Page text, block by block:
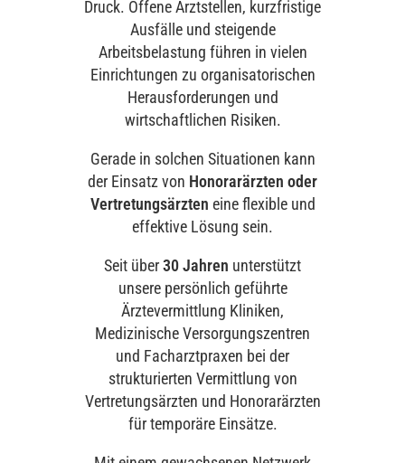
Druck. Offene Arztstellen, kurzfristige
Ausfälle und steigende
Arbeitsbelastung führen in vielen
Einrichtungen zu organisatorischen
Herausforderungen und
wirtschaftlichen Risiken.
Gerade in solchen Situationen kann
der Einsatz von Honorarärzten oder
Vertretungsärzten eine flexible und
effektive Lösung sein.
Seit über30 Jahren unterstützt
unsere persönlich geführte
Ärztevermittlung Kliniken,
Medizinische Versorgungszentren
und Facharztpraxen bei der
strukturierten Vermittlung von
Vertretungsärzten und Honorarärzten
für temporäre Einsätze.